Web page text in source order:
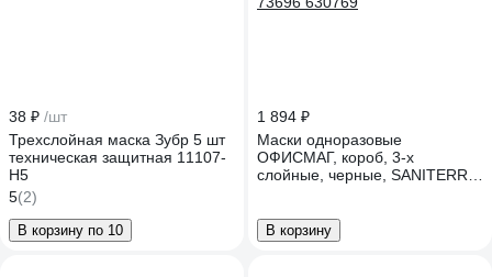
38 ₽ /шт
Трехслойная маска Зубр 5 шт
техническая защитная 11107-
H5
5(2)
В корзину по 10
1 894 ₽
Маски одноразовые
ОФИСМАГ, короб, 3-х
слойные, черные, SANITERRA
В корзину